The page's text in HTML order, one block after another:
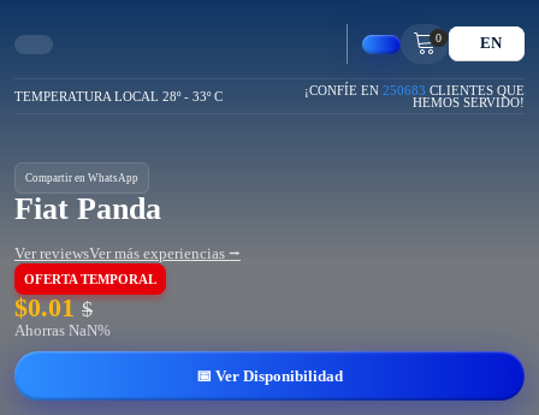
0 EN
TEMPERATURA LOCAL 28º - 33º C ¡CONFÍE EN 250683 CLIENTES QUE
HEMOS SERVIDO!
Compartir en WhatsApp
Fiat Panda
Ver reviewsVer más experiencias ⭢
OFERTA TEMPORAL
$0.01 $
Ahorras NaN%
📅 Ver Disponibilidad